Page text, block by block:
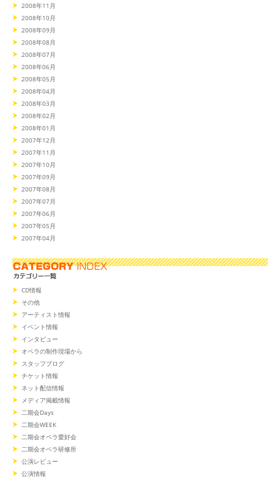
2008年11月
2008年10月
2008年09月
2008年08月
2008年07月
2008年06月
2008年05月
2008年04月
2008年03月
2008年02月
2008年01月
2007年12月
2007年11月
2007年10月
2007年09月
2007年08月
2007年07月
2007年06月
2007年05月
2007年04月
CD情報
その他
アーティスト情報
イベント情報
インタビュー
オペラの制作現場から
スタッフブログ
チケット情報
ネット配信情報
メディア掲載情報
二期会Days
二期会WEEK
二期会オペラ愛好会
二期会オペラ研修所
公演レビュー
公演情報